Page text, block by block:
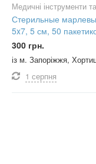
Медичні інструменти
Стерильные
5x7, 5 см, 50
300 грн.
із м. Запоріжжя,
1 серпня